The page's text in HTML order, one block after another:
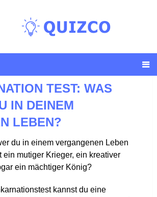
TEST: WAS
IN DEINEM
LEBEN?
du in einem vergangenen Leben
ein mutiger Krieger, ein kreativer
ein mächtiger König?
kannst du eine